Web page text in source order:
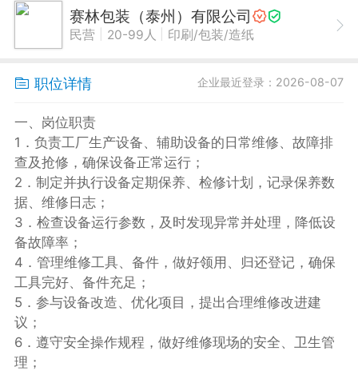
赛林包装（泰州）有限公司
民营 20-99人 印刷/包装/造纸
职位详情 企业最近登录：2026-08-07
一、岗位职责​
1．负责工厂生产设备、辅助设备的日常维修、故障排
查及抢修，确保设备正常运行；​
2．制定并执行设备定期保养、检修计划，记录保养数
据、维修日志；​
3．检查设备运行参数，及时发现异常并处理，降低设
备故障率；​
4．管理维修工具、备件，做好领用、归还登记，确保
工具完好、备件充足；​
5．参与设备改造、优化项目，提出合理维修改进建
议；​
6．遵守安全操作规程，做好维修现场的安全、卫生管
理；​